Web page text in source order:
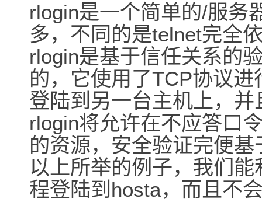
rlogin是一个简单的/服务
多，不同的是telnet完全
rlogin是基于信任关系的
的，它使用了TCP协议
登陆到另一台主机上，
rlogin将允许在不应答口
的资源，安全验证完便
以上所举的例子，我们
程登陆到hosta，而且不